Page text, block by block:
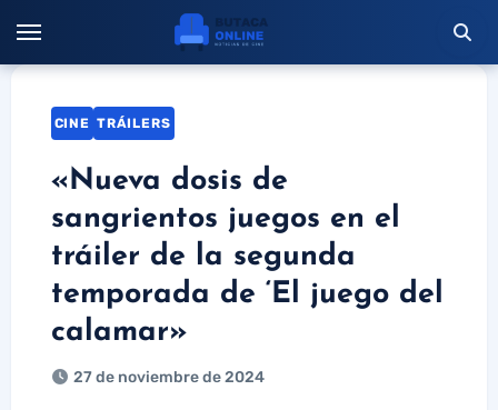
contenido
CINE TRÁILERS
«Nueva dosis de
sangrientos juegos en el
tráiler de la segunda
temporada de ‘El juego del
calamar»
27 de noviembre de 2024